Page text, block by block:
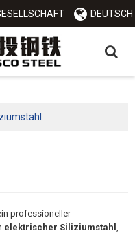
DEUTSCH
professioneller
elektrischer Siliziumstahl ,